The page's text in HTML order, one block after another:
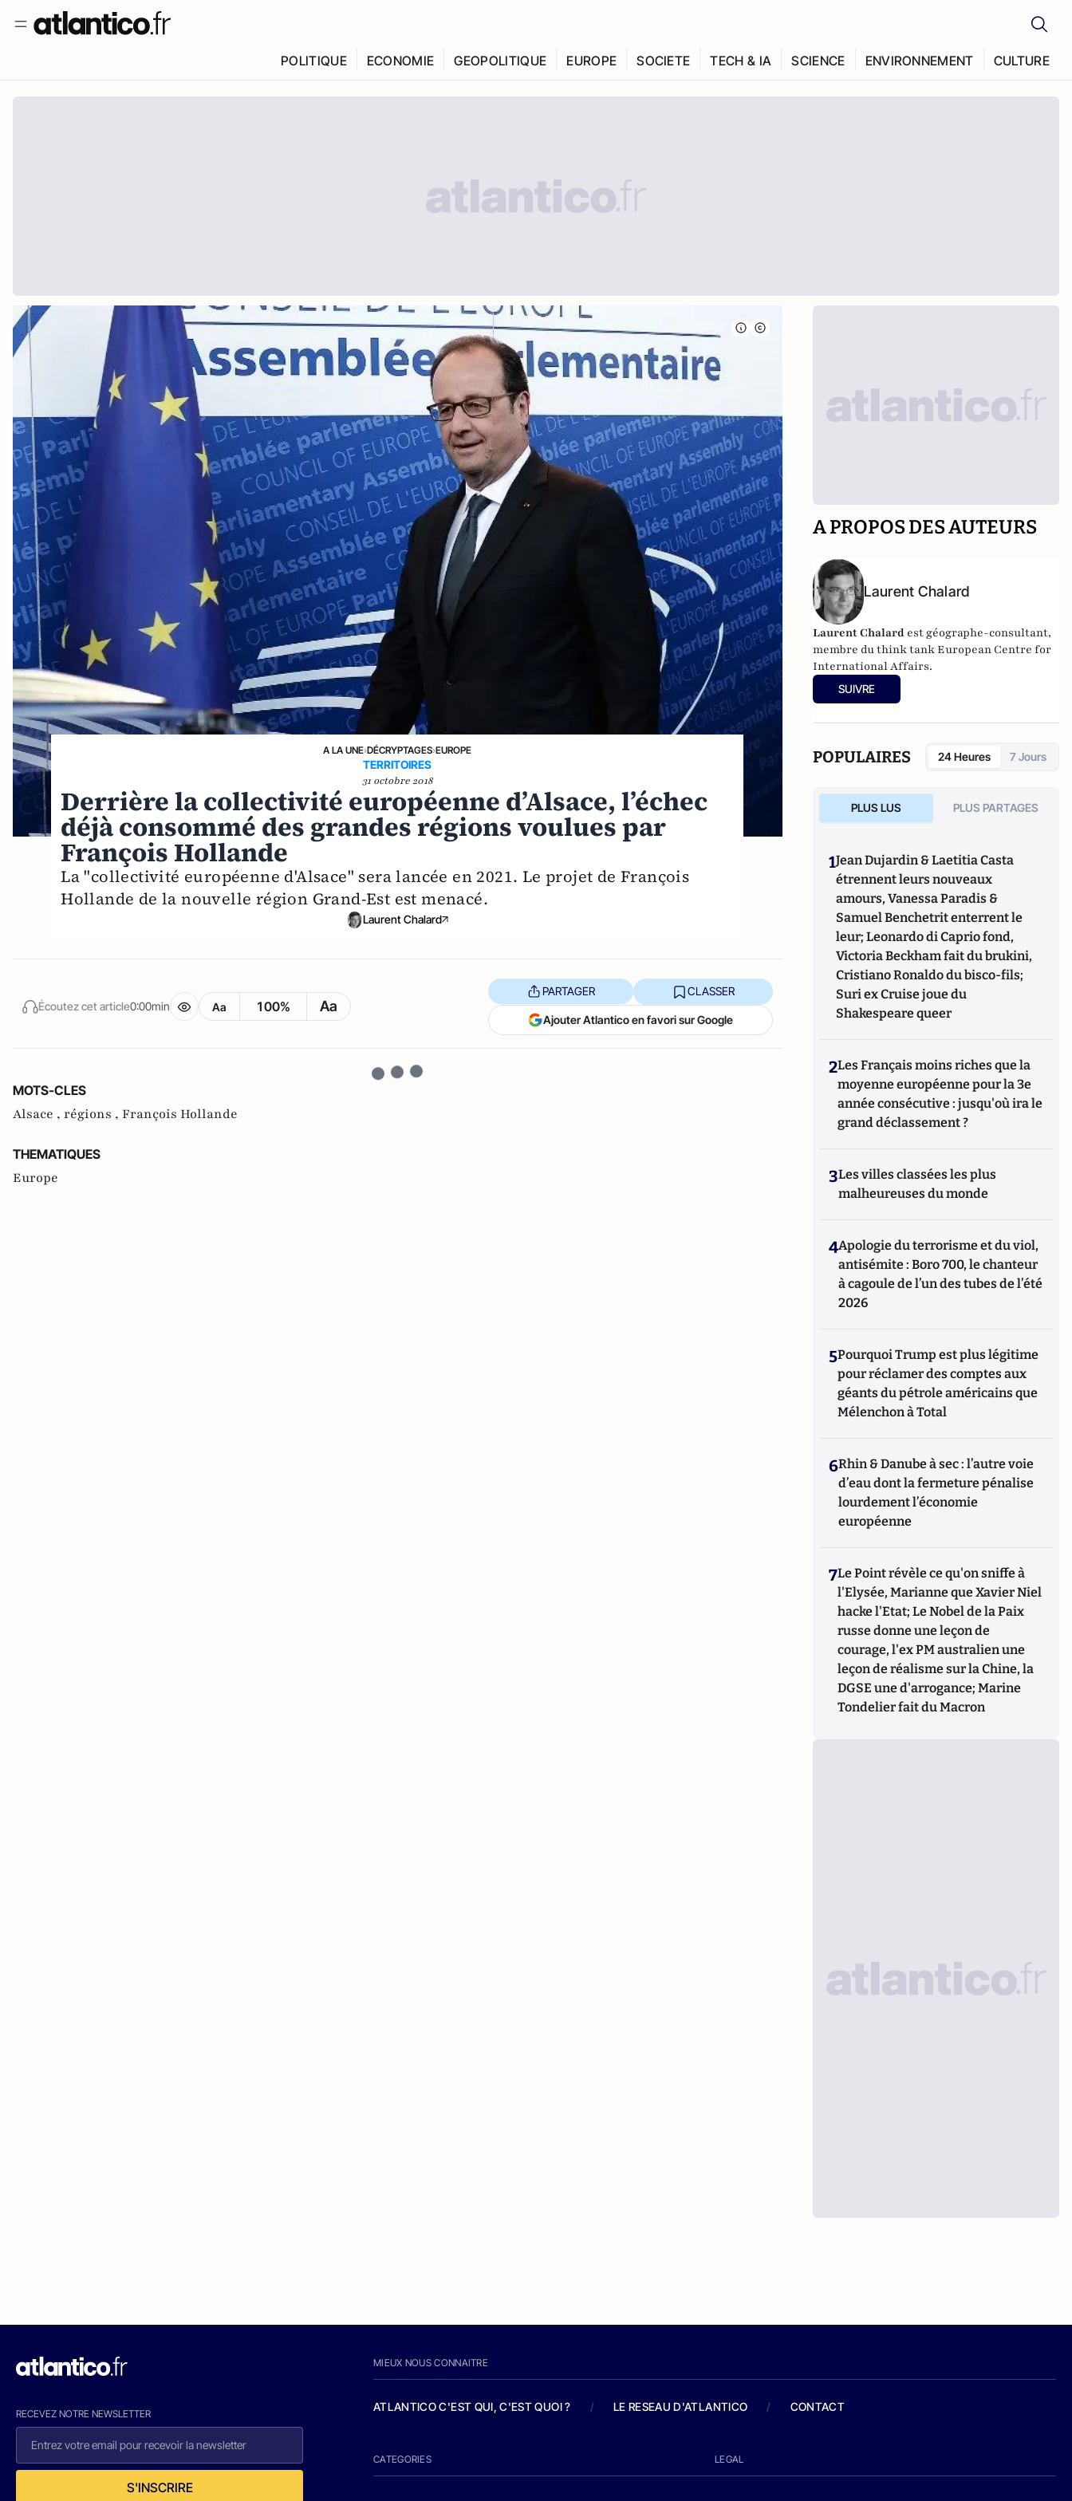
POLITIQUE ECONOMIE GEOPOLITIQUE EUROPE SOCIETE TECH & IA SCIENCE ENVIRONNEMENT CULTURE
A LA UNE›DÉCRYPTAGES›EUROPE
TERRITOIRES
31 octobre 2018
Derrière la collectivité européenne d’Alsace, l’échec
déjà consommé des grandes régions voulues par
François Hollande
La "collectivité européenne d'Alsace" sera lancée en 2021. Le projet de François
Hollande de la nouvelle région Grand-Est est menacé.
Laurent Chalard
Écoutez cet article0:00min Aa 100% Aa
PARTAGER CLASSER
Ajouter Atlantico en favori sur Google
MOTS-CLES
Alsace , régions , François Hollande
THEMATIQUES
Europe
A PROPOS DES AUTEURS
Laurent Chalard
Laurent Chalard est géographe-consultant,
membre du think tankEuropean Centre for
International Affairs.
SUIVRE
POPULAIRES 24 Heures 7 Jours
PLUS LUS PLUS PARTAGES
1Jean Dujardin & Laetitia Casta
étrennent leurs nouveaux
amours, Vanessa Paradis &
Samuel Benchetrit enterrent le
leur; Leonardo di Caprio fond,
Victoria Beckham fait du brukini,
Cristiano Ronaldo du bisco-fils;
Suri ex Cruise joue du
Shakespeare queer
2Les Français moins riches que la
moyenne européenne pour la 3e
année consécutive : jusqu'où ira le
grand déclassement ?
3Les villes classées les plus
malheureuses du monde
4Apologie du terrorisme et du viol,
antisémite : Boro 700, le chanteur
à cagoule de l’un des tubes de l’été
2026
5Pourquoi Trump est plus légitime
pour réclamer des comptes aux
géants du pétrole américains que
Mélenchon à Total
6Rhin & Danube à sec : l’autre voie
d’eau dont la fermeture pénalise
lourdement l’économie
européenne
7Le Point révèle ce qu'on sniffe à
l'Elysée, Marianne que Xavier Niel
hacke l'Etat; Le Nobel de la Paix
russe donne une leçon de
courage, l'ex PM australien une
leçon de réalisme sur la Chine, la
DGSE une d'arrogance; Marine
Tondelier fait du Macron
RECEVEZ NOTRE NEWSLETTER
S'INSCRIRE
MIEUX NOUS CONNAITRE
ATLANTICO C'EST QUI, C'EST QUOI ? / LE RESEAU D'ATLANTICO / CONTACT
CATEGORIES LEGAL